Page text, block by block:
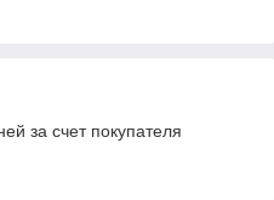
за счет покупателя